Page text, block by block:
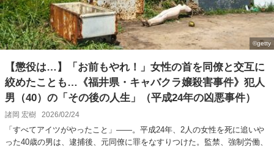
【懲役は…】「お前もやれ！」女性の首を同僚と交互に
絞めたことも…《福井県・キャバクラ嬢殺害事件》犯人
男（40）の「その後の人生」（平成24年の凶悪事件）
諸岡 宏樹 2026/02/24
「すべてアイツがやったこと」――。平成24年、2人の女性を死に追いや
った40歳の男は、逮捕後、元同僚に罪をなすりつけた。監禁、強制労働、